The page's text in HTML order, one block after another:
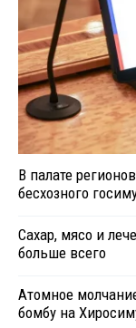
В палате
бесхозного
Сахар, мясо и
больше всего
Атомное
бомбу на